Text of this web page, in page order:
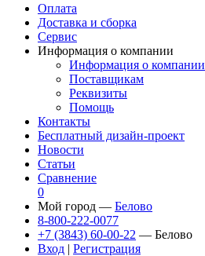
Оплата
Доставка и сборка
Сервис
Информация о компании
Информация о компании
Поставщикам
Реквизиты
Помощь
Контакты
Бесплатный дизайн-проект
Новости
Статьи
Сравнение
0
Мой город — Белово
8-800-222-0077
+7 (3843) 60-00-22 — Белово
Вход | Регистрация